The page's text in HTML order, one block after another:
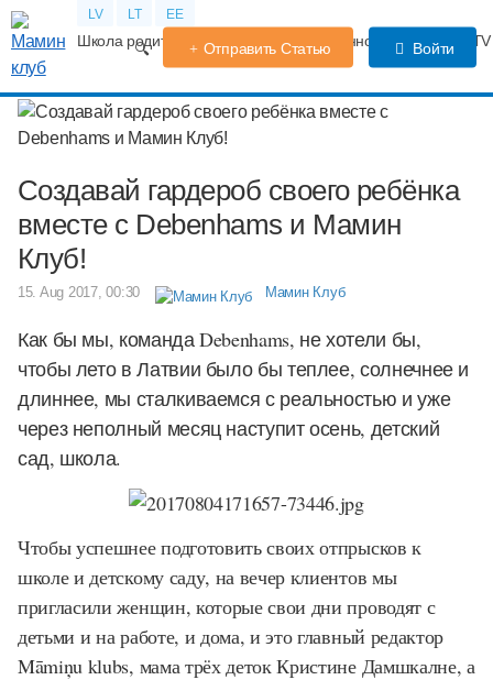
LV LT EE
Школа родителей Календарь беременности Форум
Отправить Статью Войти
Создавай гардероб своего ребёнка
вместе с Debenhams и Мамин
Клуб!
15. Aug 2017, 00:30 Мамин Клуб
Как бы мы, команда Debenhams, не хотели бы,
чтобы лето в Латвии было бы теплее, солнечнее и
длиннее, мы сталкиваемся с реальностью и уже
через неполный месяц наступит осень, детский
сад, школа.
Чтобы успешнее подготовить своих отпрысков к
школе и детскому саду, на вечер клиентов мы
пригласили женщин, которые свои дни проводят с
детьми и на работе, и дома, и это главный редактор
Māmiņu klubs, мама трёх деток Кристине Дамшкалне, а